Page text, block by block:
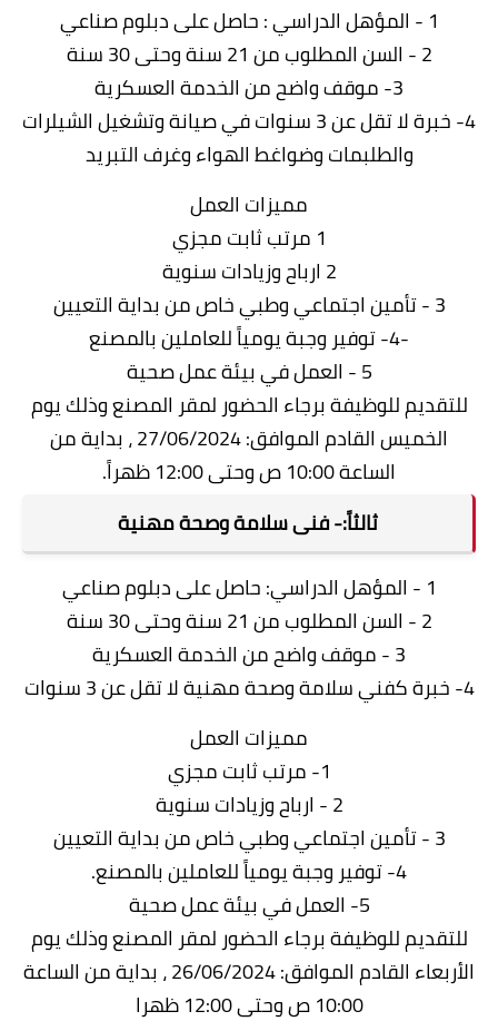
1 - المؤهل الدراسي : حاصل على دبلوم صناعي
2 - السن المطلوب من 21 سنة وحتى 30 سنة
3- موقف واضح من الخدمة العسكرية
4- خبرة لا تقل عن 3 سنوات في صيانة وتشغيل الشيلرات
والطلبمات وضواغط الهواء وغرف التبريد
مميزات العمل
1 مرتب ثابت مجزي
2 ارباح وزيادات سنوية
3 - تأمين اجتماعي وطبي خاص من بداية التعيين
-4- توفير وجبة يومياً للعاملين بالمصنع
5 - العمل في بيئة عمل صحية
للتقديم للوظيفة برجاء الحضور لمقر المصنع وذلك يوم
الخميس القادم الموافق: 27/06/2024 ، بداية من
الساعة 10:00 ص وحتى 12:00 ظهراً.
ثالثاً:- فنى سلامة وصحة مهنية
1 - المؤهل الدراسي: حاصل على دبلوم صناعي
2 - السن المطلوب من 21 سنة وحتى 30 سنة
3 - موقف واضح من الخدمة العسكرية
4- خبرة كفني سلامة وصحة مهنية لا تقل عن 3 سنوات
مميزات العمل
1- مرتب ثابت مجزي
2 - ارباح وزيادات سنوية
3 - تأمين اجتماعي وطبي خاص من بداية التعيين
4- توفير وجبة يومياً للعاملين بالمصنع.
5- العمل في بيئة عمل صحية
للتقديم للوظيفة برجاء الحضور لمقر المصنع وذلك يوم
الأربعاء القادم الموافق: 26/06/2024 ، بداية من الساعة
10:00 ص وحتى 12:00 ظهرا